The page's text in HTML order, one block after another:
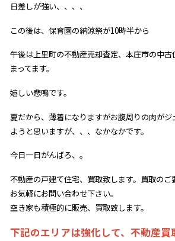
日差しが強い、、、、
この後は、保育園の納涼祭が10時半から
午後は上里町の不動産売却査定、本庄市の中
まってます。
嬉しい悲鳴です。
夏だから、薄着になりますがお腹周りの肉がジ
ようと思いますが、、、なかなかです。
今日一日がんばろ、。
不動産の戸建て住宅、買取致します。買取のご
お気軽にお問い合わせ下さい。
空き家も積極的に販売、買取致します。
下記のエリアは強化して、不動産買